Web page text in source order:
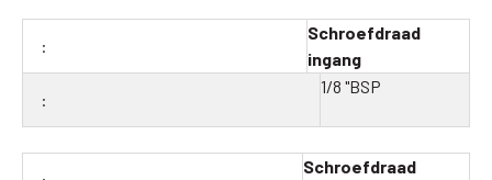
Schroefdraad
ingang
1/8 "BSP
Schroefdraad